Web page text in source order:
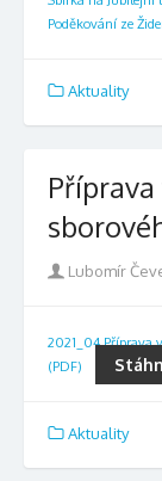
Poděkování ze
Aktuality
Author
Lubomír
2021_04 Příprava
(PDF)
Aktuality